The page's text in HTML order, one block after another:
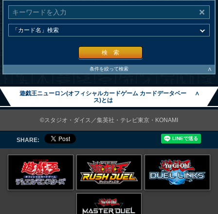
検 索
条件を絞って検索 ∧
遊戯王ニューロン(オフィシャルカードゲーム カードデータベー
ス)とは
∧
©スタジオ・ダイス／集英社・テレビ東京・KONAMI
SHARE: